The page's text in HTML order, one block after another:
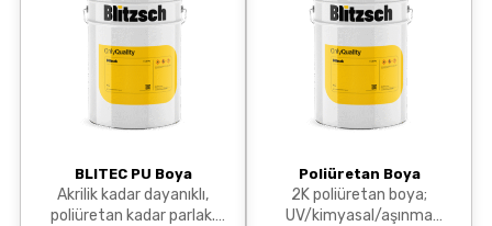
BLITEC PU Boya
Akrilik kadar dayanıklı,
poliüretan kadar parlak.
Poliüretan Boya
2K poliüretan boya;
UV/kimyasal/aşınma